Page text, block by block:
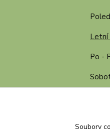
Letní
Po -
Soubory